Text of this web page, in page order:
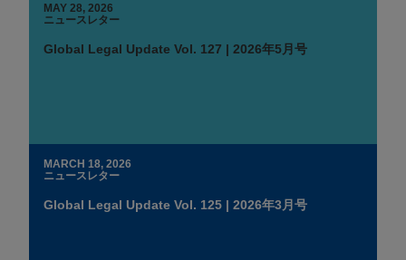
MAY 28, 2026
ニュースレター
Global Legal Update Vol. 127 | 2026年5月号
MARCH 18, 2026
ニュースレター
Global Legal Update Vol. 125 | 2026年3月号